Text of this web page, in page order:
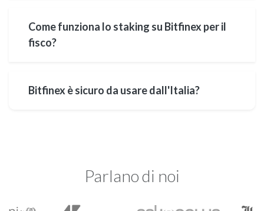
Come funziona lo staking su Bitfinex per il
fisco?
Bitfinex è sicuro da usare dall'Italia?
Parlano di noi